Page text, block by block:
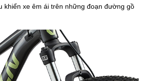
khiển xe êm ái trên những đoạn đường gồ